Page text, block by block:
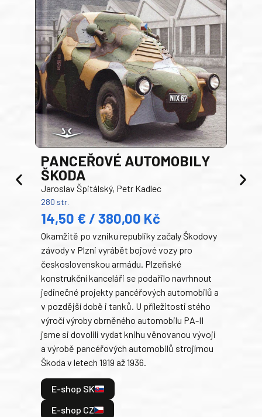
PANCEŘOVÉ AUTOMOBILY
ŠKODA
Jaroslav Špitálský, Petr Kadlec
280 str.
14,50 € / 380,00 Kč
Okamžitě po vzniku republiky začaly Škodovy
závody v Plzni vyrábět bojové vozy pro
československou armádu. Plzeňské
konstrukční kanceláři se podařilo navrhnout
jedinečné projekty pancéřových automobilů a
v pozdější době i tanků. U příležitosti stého
výročí výroby obrněného automobilu PA-II
jsme si dovolili vydat knihu věnovanou vývoji
a výrobě pancéřových automobilů strojírnou
Škoda v letech 1919 až 1936.
E-shop SK
E-shop CZ